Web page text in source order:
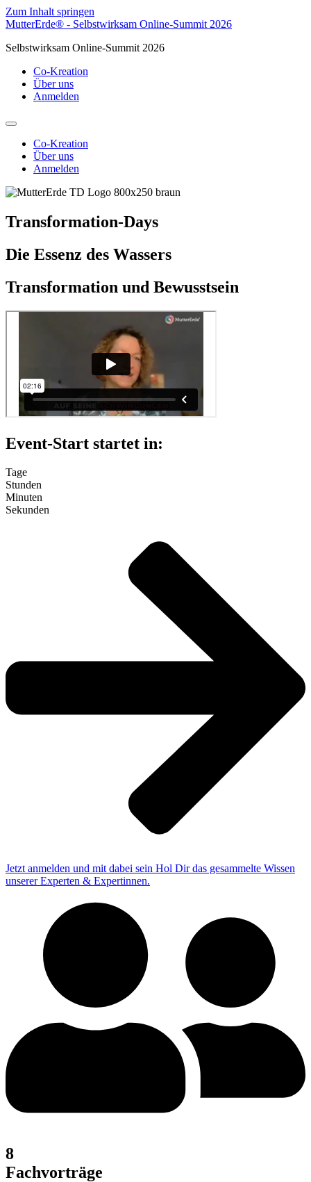
Zum Inhalt springen
MutterErde® - Selbstwirksam Online-Summit 2026
Selbstwirksam Online-Summit 2026
Co-Kreation
Über uns
Anmelden
Co-Kreation
Über uns
Anmelden
Transformation-Days
Die Essenz des Wassers
Transformation und Bewusstsein
Event-Start startet in:
Tage
Stunden
Minuten
Sekunden
Jetzt anmelden und mit dabei sein Hol Dir das gesammelte Wissen
unserer Experten & Expertinnen.
8
Fachvorträge